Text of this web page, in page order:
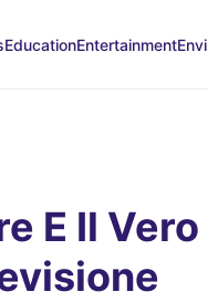
EducationEntertainment
E Il Vero